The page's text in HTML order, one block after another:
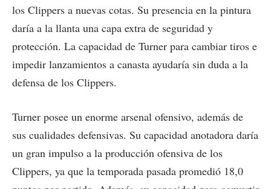
los Clippers a nuevas cotas. Su presencia en la pintura
daría a la llanta una capa extra de seguridad y
protección. La capacidad de Turner para cambiar tiros e
impedir lanzamientos a canasta ayudaría sin duda a la
defensa de los Clippers.
Turner posee un enorme arsenal ofensivo, además de
sus cualidades defensivas. Su capacidad anotadora daría
un gran impulso a la producción ofensiva de los
Clippers, ya que la temporada pasada promedió 18,0